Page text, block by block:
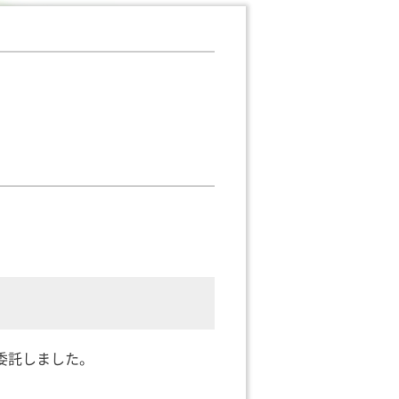
しました。